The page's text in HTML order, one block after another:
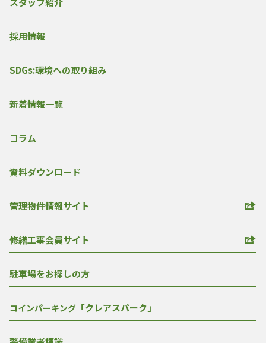
採用情報
SDGs:環境への取り組み
新着情報一覧
コラム
資料ダウンロード
管理物件情報サイト
修繕工事会員サイト
駐車場をお探しの方
コインパーキング 「クレアスパーク」